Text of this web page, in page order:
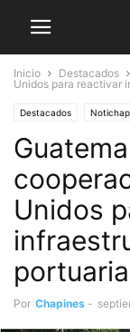
Inicio Destacados
Unidos para reactivar
Destacados
Unidos
portuaria
Por Chapines -